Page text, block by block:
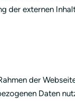
der externen
der
Daten